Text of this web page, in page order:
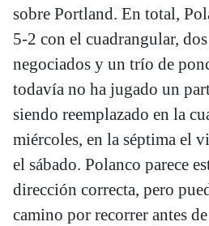
sobre Portland. En total,
5-2 con el cuadrangular,
negociados y un trío de
todavía no ha jugado un
siendo reemplazado en la
miércoles, en la séptima el
el sábado. Polanco parece
dirección correcta, pero
camino por recorrer antes